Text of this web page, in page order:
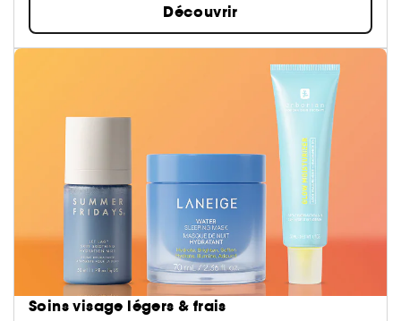
Découvrir
Soins visage légers & frais